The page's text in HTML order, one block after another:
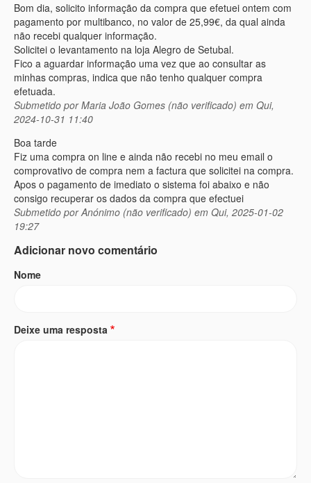
Bom dia, solicito informação da compra que efetuei ontem com
pagamento por multibanco, no valor de 25,99€, da qual ainda
não recebi qualquer informação.
Solicitei o levantamento na loja Alegro de Setubal.
Fico a aguardar informação uma vez que ao consultar as
minhas compras, indica que não tenho qualquer compra
efetuada.
Submetido porMaria João Gomes (não verificado) em Qui,
2024-10-31 11:40
Boa tarde
Fiz uma compra on line e ainda não recebi no meu email o
comprovativo de compra nem a factura que solicitei na compra.
Apos o pagamento de imediato o sistema foi abaixo e não
consigo recuperar os dados da compra que efectuei
Submetido porAnónimo (não verificado) em Qui, 2025-01-02
19:27
Adicionar novo comentário
Nome
Deixe uma resposta